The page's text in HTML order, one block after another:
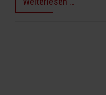
sammelt